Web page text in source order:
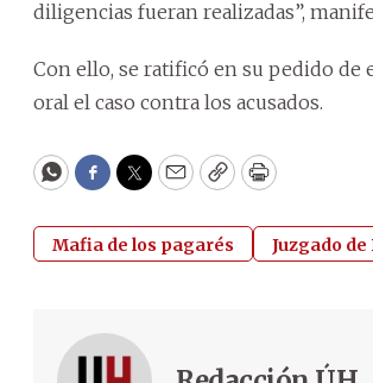
diligencias fueran realizadas”,
Con ello, se ratificó en su pedido de
oral el caso contra los acusados.
WhatsApp
Facebook
Twitter
EmailCopyPrint
Mafia de los pagarés Juzgado de